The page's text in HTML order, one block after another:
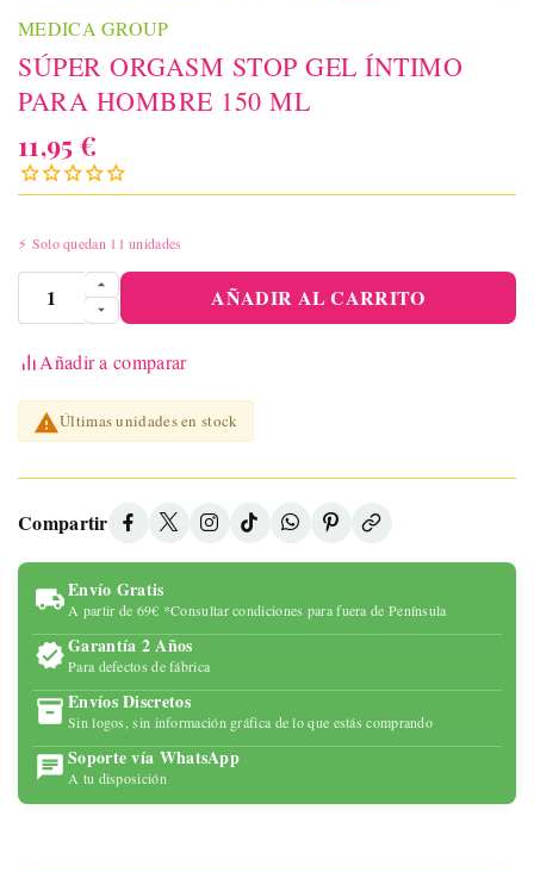
MEDICA GROUP
SÚPER ORGASM STOP GEL ÍNTIMO
PARA HOMBRE 150 ML
11,95 €
⚡ Solo quedan 11 unidades
AÑADIR AL CARRITO
Añadir a comparar
Últimas unidades en stock
Compartir
Envío Gratis
A partir de 69€ *Consultar condiciones para fuera de Península
Garantía 2 Años
Para defectos de fábrica
Envíos Discretos
Sin logos, sin información gráfica de lo que estás comprando
Soporte vía WhatsApp
A tu disposición